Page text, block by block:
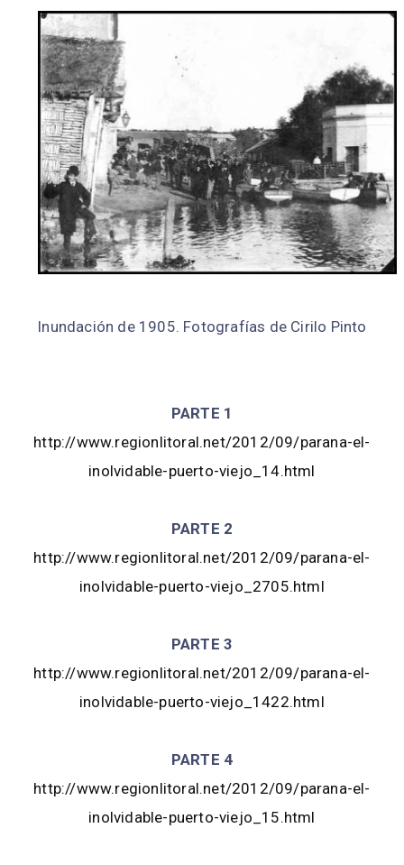
Inundación de 1905. Fotografías de Cirilo Pinto
PARTE 1
http://www.regionlitoral.net/2012/09/parana-el-
inolvidable-puerto-viejo_14.html
PARTE 2
http://www.regionlitoral.net/2012/09/parana-el-
inolvidable-puerto-viejo_2705.html
PARTE 3
http://www.regionlitoral.net/2012/09/parana-el-
inolvidable-puerto-viejo_1422.html
PARTE 4
http://www.regionlitoral.net/2012/09/parana-el-
inolvidable-puerto-viejo_15.html